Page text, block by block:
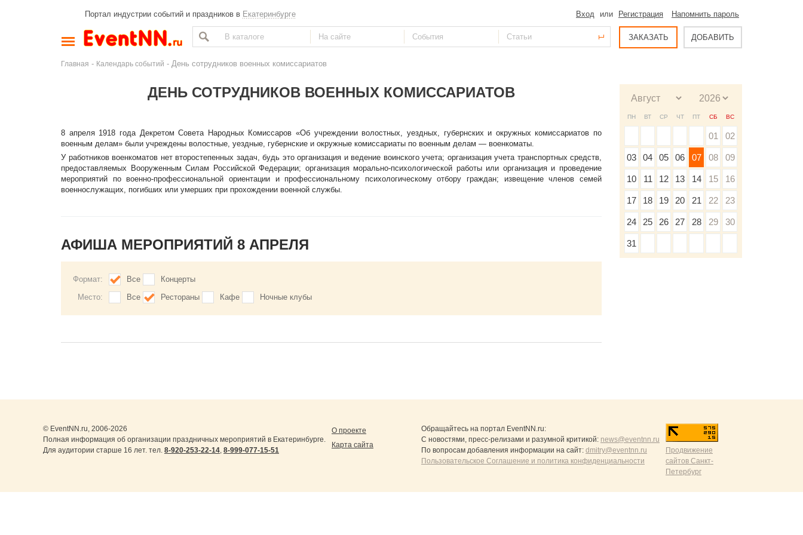
Портал индустрии событий и праздников в Екатеринбурге Вход или Регистрация Напомнить пароль
ЗАКАЗАТЬ ДОБАВИТЬ
Главная - Календарь событий - День сотрудников военных комиссариатов
ДЕНЬ СОТРУДНИКОВ ВОЕННЫХ КОМИССАРИАТОВ
8 апреля 1918 года Декретом Совета Народных Комиссаров «Об учреждении волостных, уездных, губернских и окружных комиссариатов по
военным делам» были учреждены волостные, уездные, губернские и окружные комиссариаты по военным делам — военкоматы.
У работников военкоматов нет второстепенных задач, будь это организация и ведение воинского учета; организация учета транспортных средств,
предоставляемых Вооруженным Силам Российской Федерации; организация морально-психологической работы или организация и проведение
мероприятий по военно-профессиональной ориентации и профессиональному психологическому отбору граждан; извещение членов семей
военнослужащих, погибших или умерших при прохождении военной службы.
АФИША МЕРОПРИЯТИЙ 8 АПРЕЛЯ
Формат: Все
Концерты
Место:
Все Рестораны Кафе Ночные клубы
ПН ВТ СР ЧТ ПТ СБ ВС
01 02
03 04 05 06 07 08 09
10 11 12 13 14 15 16
17 18 19 20 21 22 23
24 25 26 27 28 29 30
31
© EventNN.ru, 2006-2026
Полная информация об организации праздничных мероприятий в Екатеринбурге.
Для аудитории старше 16 лет. тел. 8-920-253-22-14, 8-999-077-15-51
О проекте
Карта сайта
Обращайтесь на портал EventNN.ru:
С новостями, пресс-релизами и разумной критикой: news@eventnn.ru
По вопросам добавления информации на сайт: dmitry@eventnn.ru
Пользовательское Соглашение и политика конфиденциальности
Продвижение
сайтов Санкт-
Петербург